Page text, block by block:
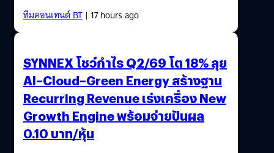
ทีมคอนเทนต์ BT| 17 hours ago
SYNNEX โชว์กำไร Q2/69 โต 18% ลุย
AI–Cloud–Green Energy สร้างฐาน
Recurring Revenue เร่งเครื่อง New
Growth Engine พร้อมจ่ายปันผล
0.10 บาท/หุ้น